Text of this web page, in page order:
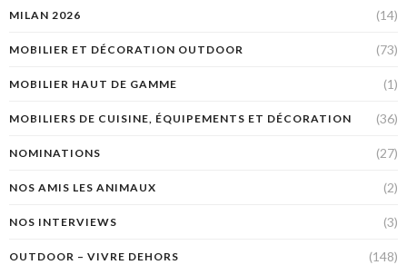
MILAN 2026 (14)
MOBILIER ET DÉCORATION OUTDOOR (73)
MOBILIER HAUT DE GAMME (1)
MOBILIERS DE CUISINE, ÉQUIPEMENTS ET DÉCORATION (36)
NOMINATIONS (27)
NOS AMIS LES ANIMAUX (2)
NOS INTERVIEWS (3)
OUTDOOR – VIVRE DEHORS (148)